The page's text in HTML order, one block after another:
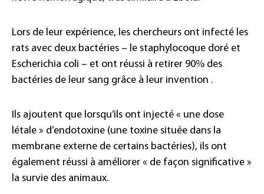
Lors de leur expérience, les chercheurs ont infecté les
rats avec deux bactéries – le staphylocoque doré et
Escherichia coli – et ont réussi à retirer 90% des
bactéries de leur sang grâce à leur invention .
Ils ajoutent que lorsqu’ils ont injecté « une dose
létale » d’endotoxine (une toxine située dans la
membrane externe de certains bactéries), ils ont
également réussi à améliorer « de façon significative »
la survie des animaux.